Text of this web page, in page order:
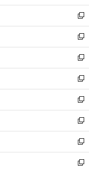
開
く
ウ
で
開
く
ン
ド
ウ
で
開
く
新
し
い
ウ
ィ
ン
ド
ウ
で
開
く
新
し
い
ウ
ィ
ン
ド
ウ
で
開
く
新
し
い
ウ
ィ
ン
ド
ウ
で
開
く
新
し
い
ウ
ィ
ン
ド
ウ
で
新
し
い
ウ
ィ
ン
ド
新
し
い
ウ
ィ
新
し
い
新